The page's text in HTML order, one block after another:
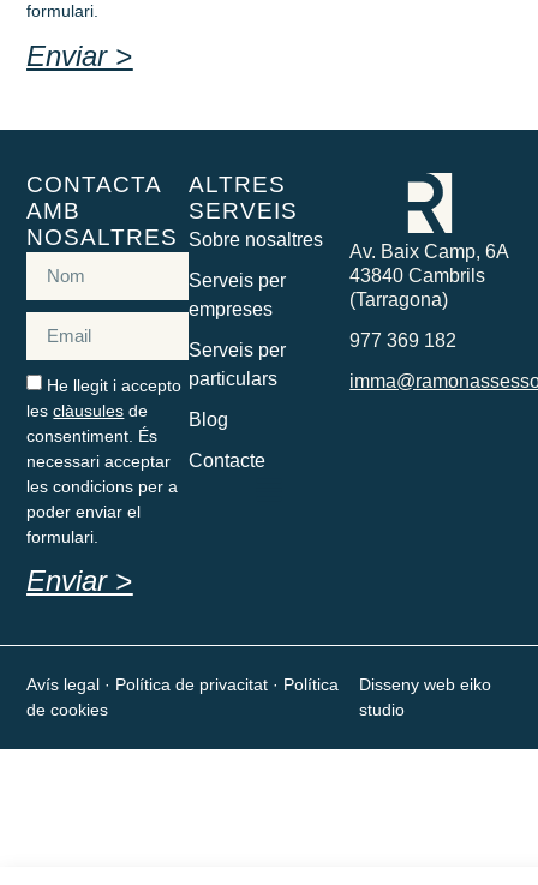
formulari.
Enviar >
Av. Baix Camp, 6A
43840 Cambrils
(Tarragona)
977 369 182
ALTRES
SERVEIS
Sobre nosaltres
Serveis per
empreses
Serveis per
particulars
Blog
Contacte
CONTACTA
AMB
NOSALTRES
He llegit i accepto
lesclàusules de
consentiment. És
necessari acceptar
les condicions per a
poder enviar el
formulari.
Enviar >
Avís legal · Política de privacitat · Política
de cookies
Disseny web eiko
studio